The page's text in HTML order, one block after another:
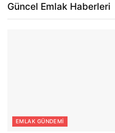
Güncel Emlak Haberleri
EMLAK GÜNDEMI